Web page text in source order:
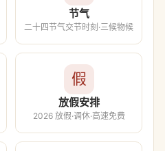
节气
二十四节气交节时刻·三候物候
假
放假安排
2026 放假·调休·高速免费